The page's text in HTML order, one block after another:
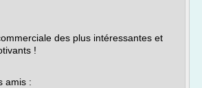
des plus intéressantes et
!
amis :